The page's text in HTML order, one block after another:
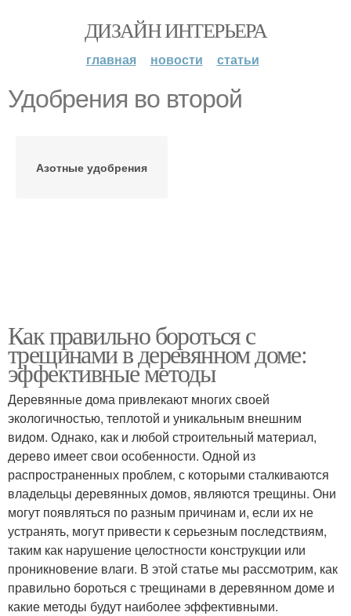
ДИЗАЙН ИНТЕРЬЕРА
главная новости статьи
Удобрения во второй
Азотные удобрения
Как правильно бороться с
трещинами в деревянном доме:
эффективные методы
Деревянные дома привлекают многих своей
экологичностью, теплотой и уникальным внешним
видом. Однако, как и любой строительный материал,
дерево имеет свои особенности. Одной из
распространенных проблем, с которыми сталкиваются
владельцы деревянных домов, являются трещины. Они
могут появляться по разным причинам и, если их не
устранять, могут привести к серьезным последствиям,
таким как нарушение целостности конструкции или
проникновение влаги. В этой статье мы рассмотрим, как
правильно бороться с трещинами в деревянном доме и
какие методы будут наиболее эффективными.